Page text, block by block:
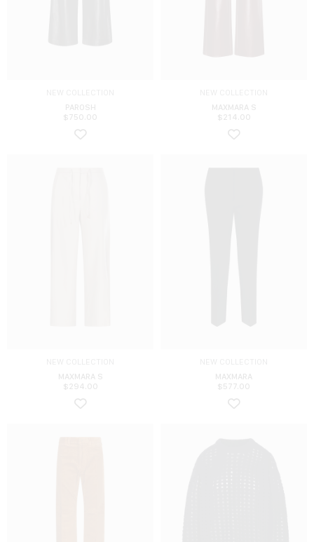
PAROSH
$ 750.00
MAXMARA S
$ 214.00
MAXMARA S
$ 294.00
MAXMARA
$ 577.00